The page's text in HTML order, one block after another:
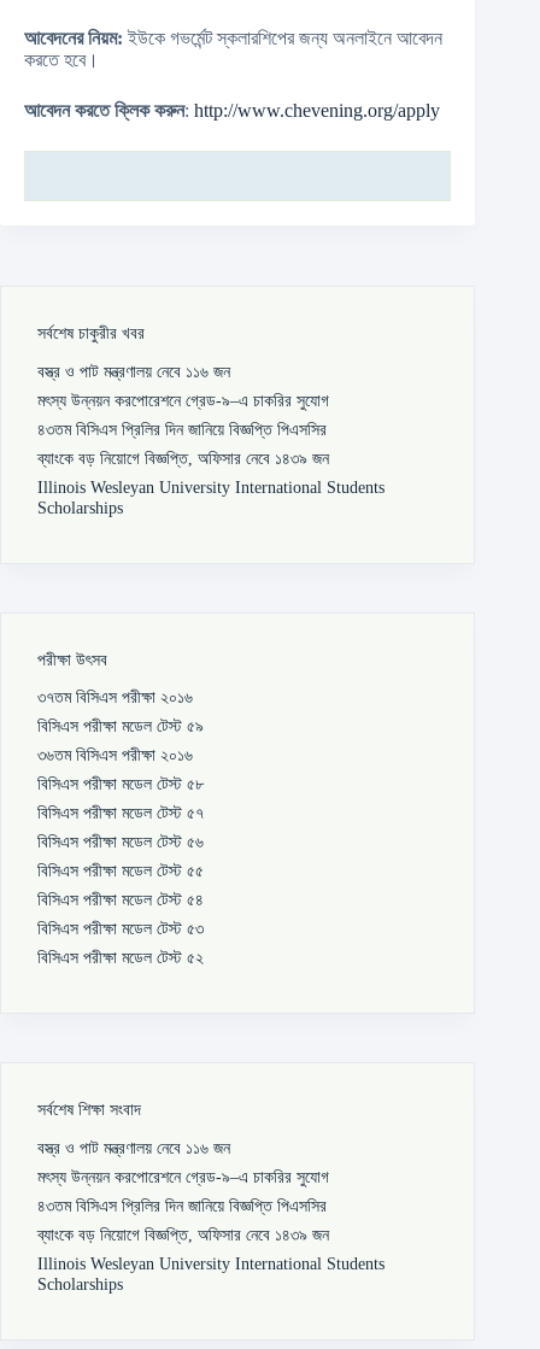
আবেদনের নিয়ম: ইউকে গভর্মেন্ট স্কলারশিপের জন্য অনলাইনে আবেদন
করতে হবে।
আবেদন করতে ক্লিক করুন: http://www.chevening.org/apply
সর্বশেষ চাকুরীর খবর
বস্ত্র ও পাট মন্ত্রণালয় নেবে ১১৬ জন
মৎস্য উন্নয়ন করপোরেশনে গ্রেড-৯–এ চাকরির সুযোগ
৪৩তম বিসিএস প্রিলির দিন জানিয়ে বিজ্ঞপ্তি পিএসসির
ব্যাংকে বড় নিয়োগে বিজ্ঞপ্তি, অফিসার নেবে ১৪৩৯ জন
Illinois Wesleyan University International Students
Scholarships
পরীক্ষা উৎসব
৩৭তম বিসিএস পরীক্ষা ২০১৬
বিসিএস পরীক্ষা মডেল টেস্ট ৫৯
৩৬তম বিসিএস পরীক্ষা ২০১৬
বিসিএস পরীক্ষা মডেল টেস্ট ৫৮
বিসিএস পরীক্ষা মডেল টেস্ট ৫৭
বিসিএস পরীক্ষা মডেল টেস্ট ৫৬
বিসিএস পরীক্ষা মডেল টেস্ট ৫৫
বিসিএস পরীক্ষা মডেল টেস্ট ৫৪
বিসিএস পরীক্ষা মডেল টেস্ট ৫৩
বিসিএস পরীক্ষা মডেল টেস্ট ৫২
সর্বশেষ শিক্ষা সংবাদ
বস্ত্র ও পাট মন্ত্রণালয় নেবে ১১৬ জন
মৎস্য উন্নয়ন করপোরেশনে গ্রেড-৯–এ চাকরির সুযোগ
৪৩তম বিসিএস প্রিলির দিন জানিয়ে বিজ্ঞপ্তি পিএসসির
ব্যাংকে বড় নিয়োগে বিজ্ঞপ্তি, অফিসার নেবে ১৪৩৯ জন
Illinois Wesleyan University International Students
Scholarships